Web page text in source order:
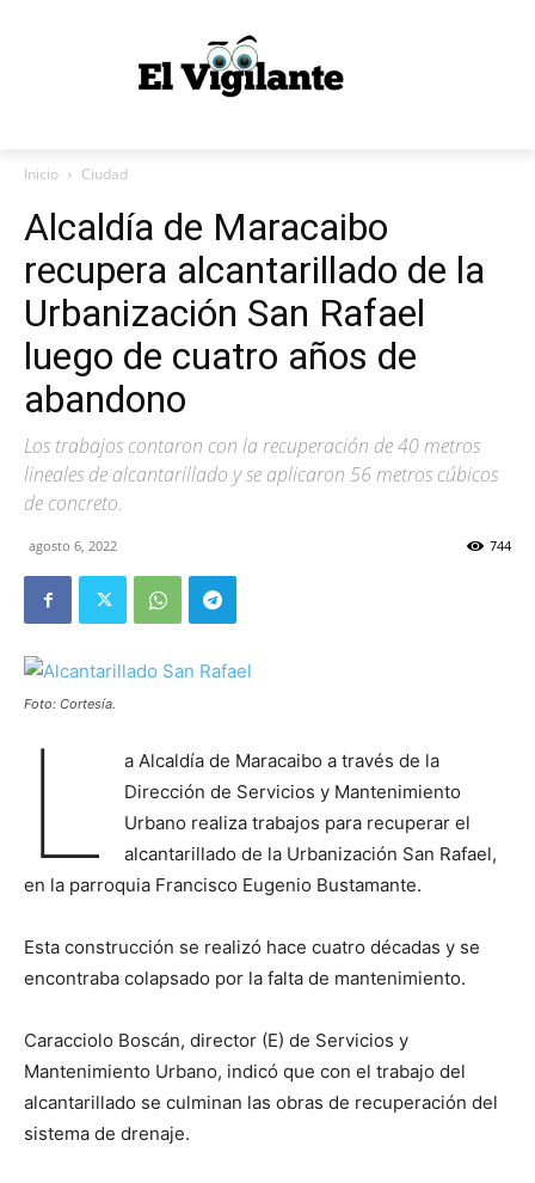
Inicio Ciudad
Alcaldía de Maracaibo
recupera alcantarillado de la
Urbanización San Rafael
luego de cuatro años de
abandono
Los trabajos contaron con la recuperación de 40 metros
lineales de alcantarillado y se aplicaron 56 metros cúbicos
de concreto.
agosto 6, 2022 744
Foto: Cortesía.
L
a Alcaldía de Maracaibo a través de la
Dirección de Servicios y Mantenimiento
Urbano realiza trabajos para recuperar el
alcantarillado de la Urbanización San Rafael,
en la parroquia Francisco Eugenio Bustamante.
Esta construcción se realizó hace cuatro décadas y se
encontraba colapsado por la falta de mantenimiento.
Caracciolo Boscán, director (E) de Servicios y
Mantenimiento Urbano, indicó que con el trabajo del
alcantarillado se culminan las obras de recuperación del
sistema de drenaje.